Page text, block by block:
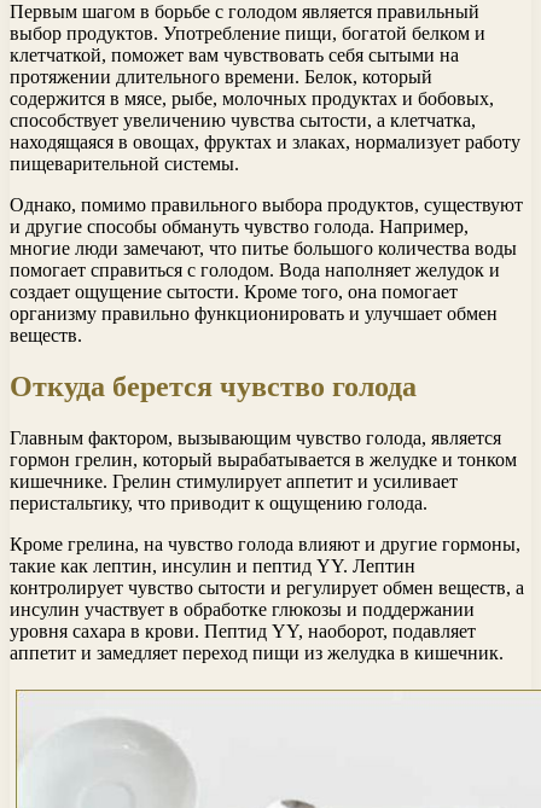
Первым шагом в борьбе с голодом является правильный
выбор продуктов. Употребление пищи, богатой белком и
клетчаткой, поможет вам чувствовать себя сытыми на
протяжении длительного времени. Белок, который
содержится в мясе, рыбе, молочных продуктах и бобовых,
способствует увеличению чувства сытости, а клетчатка,
находящаяся в овощах, фруктах и злаках, нормализует работу
пищеварительной системы.
Однако, помимо правильного выбора продуктов, существуют
и другие способы обмануть чувство голода. Например,
многие люди замечают, что питье большого количества воды
помогает справиться с голодом. Вода наполняет желудок и
создает ощущение сытости. Кроме того, она помогает
организму правильно функционировать и улучшает обмен
веществ.
Откуда берется чувство голода
Главным фактором, вызывающим чувство голода, является
гормон грелин, который вырабатывается в желудке и тонком
кишечнике. Грелин стимулирует аппетит и усиливает
перистальтику, что приводит к ощущению голода.
Кроме грелина, на чувство голода влияют и другие гормоны,
такие как лептин, инсулин и пептид YY. Лептин
контролирует чувство сытости и регулирует обмен веществ, а
инсулин участвует в обработке глюкозы и поддержании
уровня сахара в крови. Пептид YY, наоборот, подавляет
аппетит и замедляет переход пищи из желудка в кишечник.